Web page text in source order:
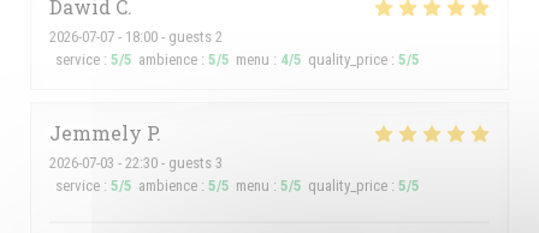
Dawid C
2026-07-07 - 18:00 - guests 2
service : 5/5 ambience : 5/5 menu : 4/5 quality_price : 5/5
Jemmely P
2026-07-03 - 22:30 - guests 3
service : 5/5 ambience : 5/5 menu : 5/5 quality_price : 5/5